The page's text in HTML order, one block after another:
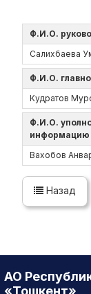
Ф.И.О.
Салихбаева
Ф.И.О.
Кудратов
Ф.И.О.
информацию
Вахобов
Назад
АО
«Тошкент»